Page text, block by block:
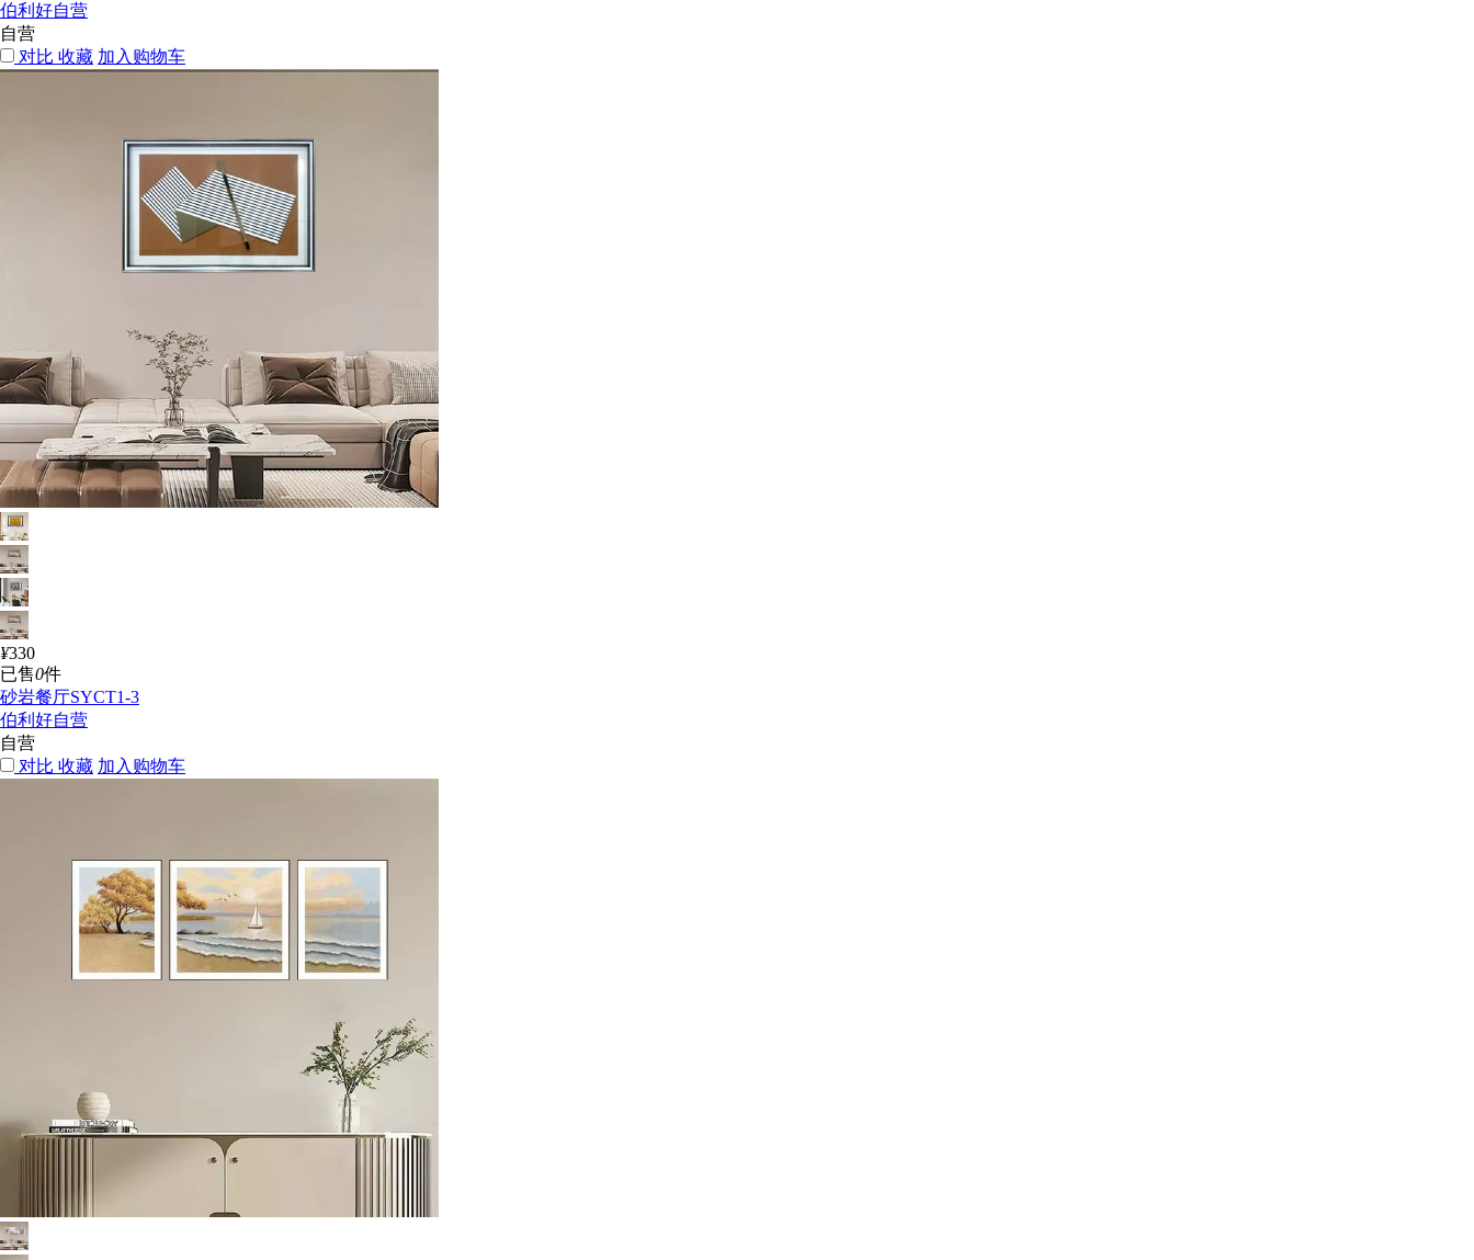
伯利好自营
自营
对比 收藏 加入购物车
¥330
已售0件
砂岩餐厅SYCT1-3
伯利好自营
自营
对比 收藏 加入购物车